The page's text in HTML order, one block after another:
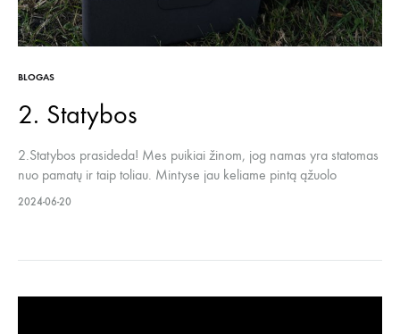
BLOGAS
2. Statybos
2.Statybos prasideda! Mes puikiai žinom, jog namas yra statomas
nuo pamatų ir taip toliau. Mintyse jau keliame pintą ąžuolo
vainiką.. Bet, iš tiesų, neiškasėme nei vienos duobutės ir
2024-06-20